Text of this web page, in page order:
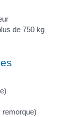
de 750 kg
remorque)